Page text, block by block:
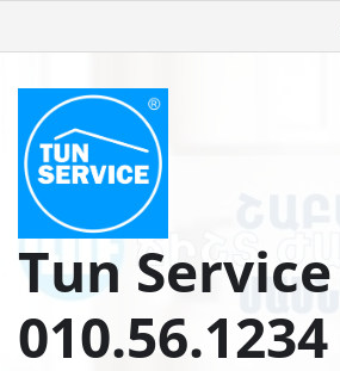
to
Tun Service
010.56.1234